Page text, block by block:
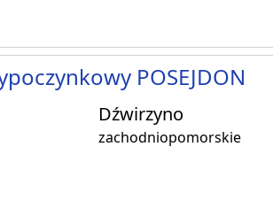
POSEJDON
Dźwirzyno
zachodniopomorskie